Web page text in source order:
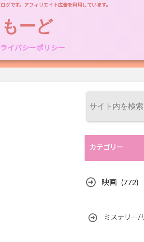
グです。アフィリエイト広告を利用しています。
ーど
イバシーポリシー
カテゴリー
映画 (772)
ミステリー/